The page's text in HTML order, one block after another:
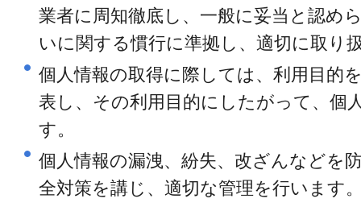
業者に周知徹底し、一般に妥当と認め
いに関する慣行に準拠し、適切に取り
個人情報の取得に際しては、利用目的
表し、その利用目的にしたがって、個
す。
個人情報の漏洩、紛失、改ざんなどを
全対策を講じ、適切な管理を行います